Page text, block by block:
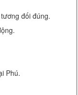
đối đúng.
Phú.